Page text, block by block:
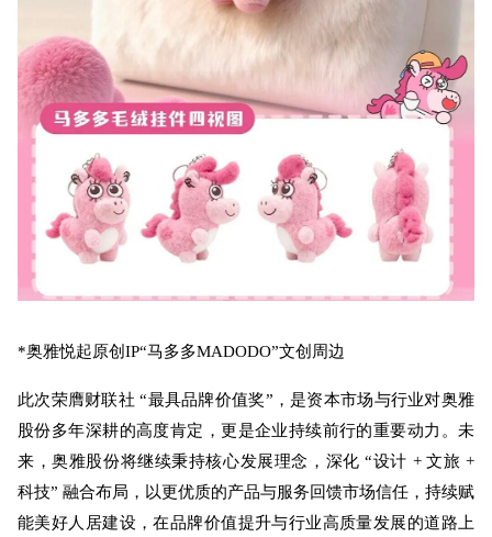
*奥雅悦起原创IP“马多多MADODO”文创周边
此次荣膺财联社 “最具品牌价值奖”，是资本市场与行业对奥雅
股份多年深耕的高度肯定，更是企业持续前行的重要动力。未
来，奥雅股份将继续秉持核心发展理念，深化 “设计 + 文旅 +
科技” 融合布局，以更优质的产品与服务回馈市场信任，持续赋
能美好人居建设，在品牌价值提升与行业高质量发展的道路上